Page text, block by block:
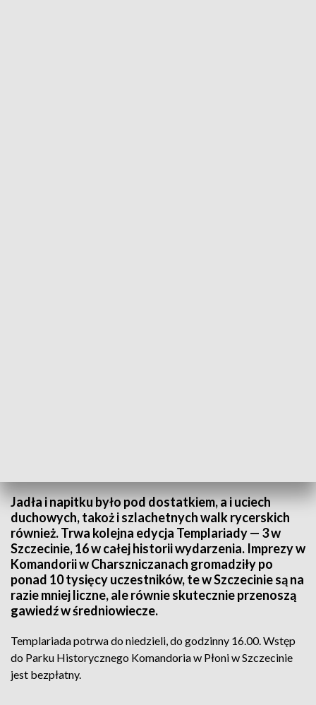
Jadła i napitku było pod dostatkiem, a i uciech
duchowych, takoż i szlachetnych walk rycerskich
również. Trwa kolejna edycja Templariady — 3 w
Szczecinie, 16 w całej historii wydarzenia. Imprezy w
Komandorii w Charszniczanach gromadziły po
ponad 10 tysięcy uczestników, te w Szczecinie są na
razie mniej liczne, ale równie skutecznie przenoszą
gawiedź w średniowiecze.
Templariada potrwa do niedzieli, do godzinny 16.00. Wstęp
do Parku Historycznego Komandoria w Płoni w Szczecinie
jest bezpłatny.